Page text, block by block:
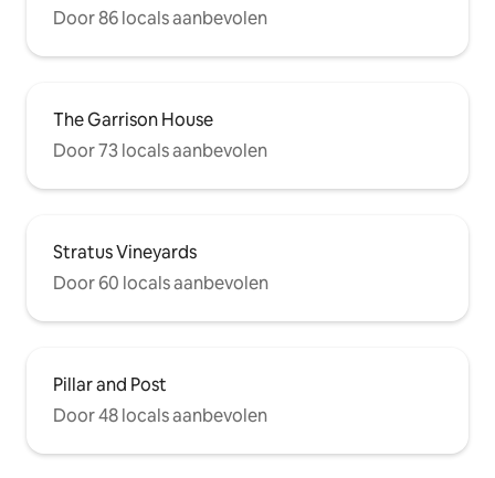
Door 86 locals aanbevolen
The Garrison House
Door 73 locals aanbevolen
Stratus Vineyards
Door 60 locals aanbevolen
Pillar and Post
Door 48 locals aanbevolen